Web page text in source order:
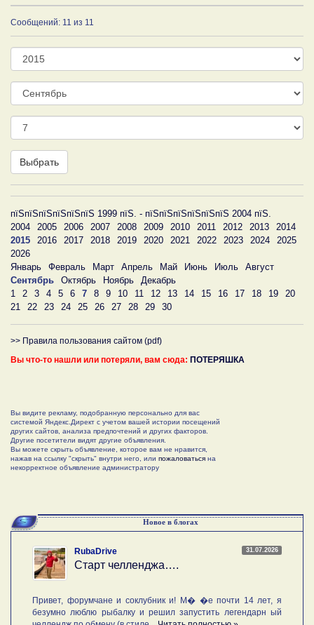
Сообщений: 11 из 11
Год
Месяц
День
Выбрать
пїЅпїЅпїЅпїЅпїЅпїЅ 1999 пїЅ. - пїЅпїЅпїЅпїЅпїЅпїЅ 2004 пїЅ.
2004
2005 2006 2007 2008 2009 2010 2011 2012 2013
2014
2015
2016 2017 2018 2019 2020 2021 2022 2023 2024
2025
2026
Январь
Февраль Март Апрель Май Июнь Июль
Август
Сентябрь
Октябрь Ноябрь
Декабрь
1
2 3 4 5 6 7 8 9 10 11 12 13 14 15 16 17 18 19
20
21
22 23 24 25 26 27 28 29 30
>> Правила пользования сайтом (pdf)
Вы что-то нашли или потеряли, вам сюда: ПОТЕРЯШКА
Вы видите рекламу, подобранную персонально для вас
системой Яндекс.Директ с учетом вашей истории посещений
других сайтов, анализа предпочтений и других факторов.
Другие посетители видят другие объявления.
Вы можете скрыть объявление, которое вам не нравится,
нажав на ссылку "скрыть" внутри него, или пожаловаться на
некорректное объявление администратору
Новое в блогах
31.07.2026
RubaDrive
Старт челленджа….
Привет, форумчане и соклубник и! М� �е почти 14 лет, я
безумно люблю рыбалку и решил запустить легендарн ый